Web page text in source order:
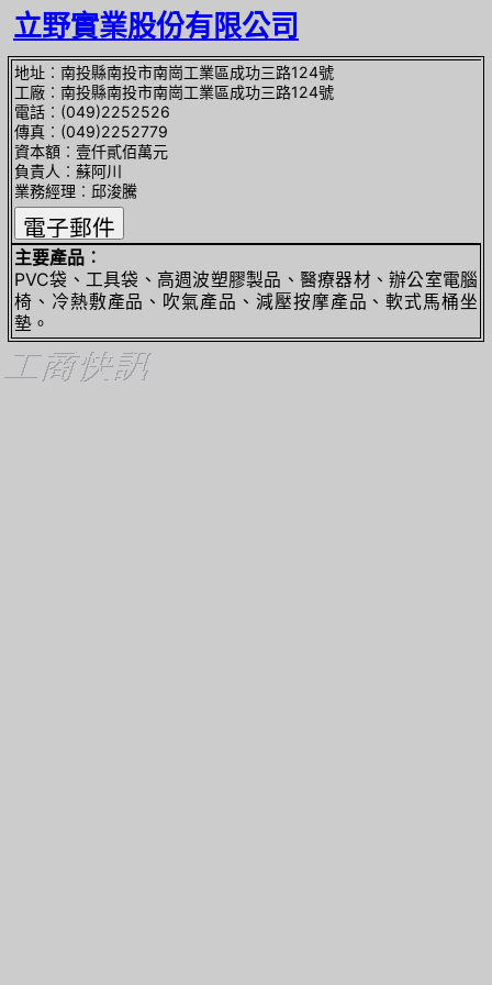
立野實業股份有限公司
地址︰南投縣南投市南崗工業區成功三路124號
工廠︰南投縣南投市南崗工業區成功三路124號
電話︰(049)2252526
傳真︰(049)2252779
資本額︰壹仟貳佰萬元
負責人︰蘇阿川
業務經理︰邱浚騰
主要產品︰
PVC袋、工具袋、高週波塑膠製品、醫療器材、辦公室電腦
椅、冷熱敷產品、吹氣產品、減壓按摩產品、軟式馬桶坐
墊。